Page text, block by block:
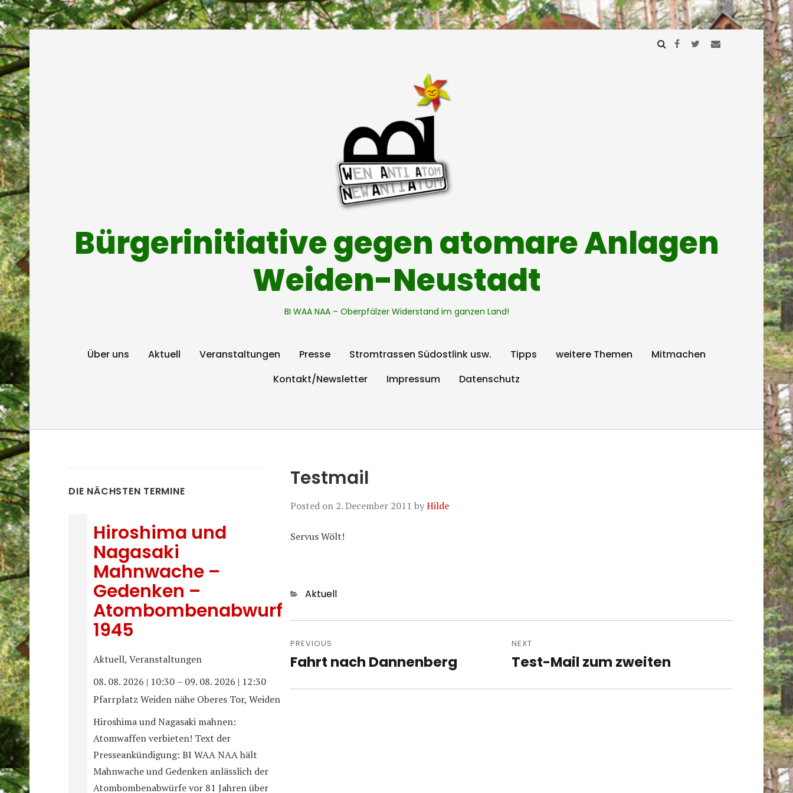
Bürgerinitiative gegen atomare Anlagen
Weiden-Neustadt
BI WAA NAA – Oberpfälzer Widerstand im ganzen Land!
Über uns Aktuell Veranstaltungen Presse Stromtrassen Südostlink usw. Tipps weitere Themen
Mitmachen
Kontakt/Newsletter
Impressum Datenschutz
Testmail
Posted on 2. December 2011 byHilde
Servus Wölt!
Categories
Aktuell
Post
navigation
PREVIOUS
Previous
Fahrt nach Dannenberg
NEXT
Next
Test-Mail zum zweiten
DIE NÄCHSTEN TERMINE
Hiroshima und
Nagasaki
Mahnwache –
Gedenken –
Atombombenabwurf
1945
Aktuell, Veranstaltungen
08. 08. 2026 | 10:30 – 09. 08. 2026 | 12:30
Pfarrplatz Weiden nähe Oberes Tor, Weiden
Hiroshima und Nagasaki mahnen:
Atomwaffen verbieten! Text der
Presseankündigung: BI WAA NAA hält
Mahnwache und Gedenken anlässlich der
Atombombenabwürfe vor 81 Jahren über